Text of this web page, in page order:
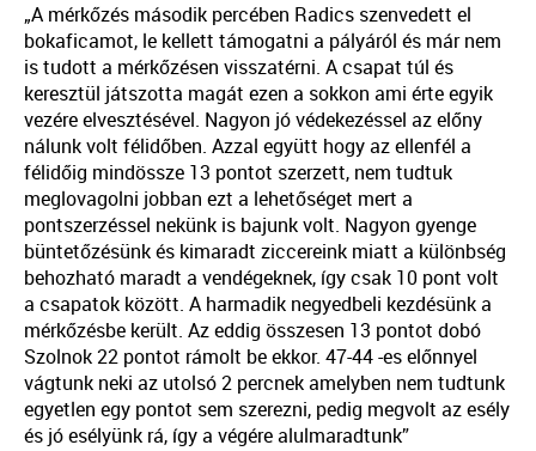
„A mérkőzés második percében Radics szenvedett el
bokaficamot, le kellett támogatni a pályáról és már nem
is tudott a mérkőzésen visszatérni. A csapat túl és
keresztül játszotta magát ezen a sokkon ami érte egyik
vezére elvesztésével. Nagyon jó védekezéssel az előny
nálunk volt félidőben. Azzal együtt hogy az ellenfél a
félidőig mindössze 13 pontot szerzett, nem tudtuk
meglovagolni jobban ezt a lehetőséget mert a
pontszerzéssel nekünk is bajunk volt. Nagyon gyenge
büntetőzésünk és kimaradt ziccereink miatt a különbség
behozható maradt a vendégeknek, így csak 10 pont volt
a csapatok között. A harmadik negyedbeli kezdésünk a
mérkőzésbe került. Az eddig összesen 13 pontot dobó
Szolnok 22 pontot rámolt be ekkor. 47-44 -es előnnyel
vágtunk neki az utolsó 2 percnek amelyben nem tudtunk
egyetlen egy pontot sem szerezni, pedig megvolt az esély
és jó esélyünk rá, így a végére alulmaradtunk”